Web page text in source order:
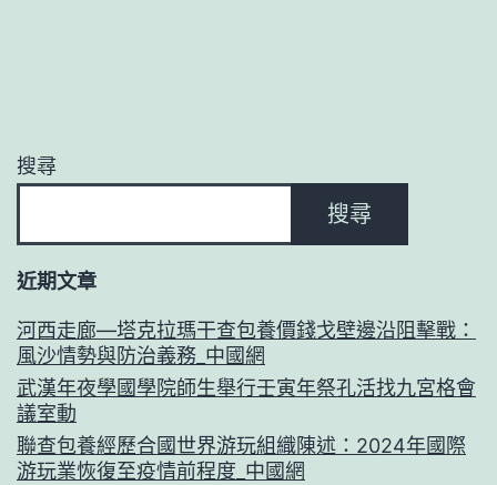
搜尋
搜尋
近期文章
河西走廊—塔克拉瑪干查包養價錢戈壁邊沿阻擊戰：
風沙情勢與防治義務_中國網
武漢年夜學國學院師生舉行壬寅年祭孔活找九宮格會
議室動
聯查包養經歷合國世界游玩組織陳述：2024年國際
游玩業恢復至疫情前程度_中國網